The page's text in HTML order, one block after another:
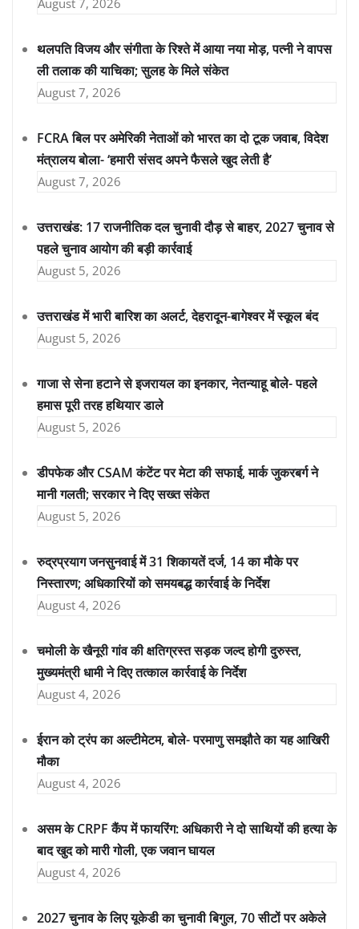
August 7, 2026
थलपति विजय और संगीता के रिश्ते में आया नया मोड़, पत्नी ने वापस
ली तलाक की याचिका; सुलह के मिले संकेत
August 7, 2026
FCRA बिल पर अमेरिकी नेताओं को भारत का दो टूक जवाब, विदेश
मंत्रालय बोला- ‘हमारी संसद अपने फैसले खुद लेती है’
August 7, 2026
उत्तराखंड: 17 राजनीतिक दल चुनावी दौड़ से बाहर, 2027 चुनाव से
पहले चुनाव आयोग की बड़ी कार्रवाई
August 5, 2026
उत्तराखंड में भारी बारिश का अलर्ट, देहरादून-बागेश्वर में स्कूल बंद
August 5, 2026
गाजा से सेना हटाने से इजरायल का इनकार, नेतन्याहू बोले- पहले
हमास पूरी तरह हथियार डाले
August 5, 2026
डीपफेक और CSAM कंटेंट पर मेटा की सफाई, मार्क जुकरबर्ग ने
मानी गलती; सरकार ने दिए सख्त संकेत
August 5, 2026
रुद्रप्रयाग जनसुनवाई में 31 शिकायतें दर्ज, 14 का मौके पर
निस्तारण; अधिकारियों को समयबद्ध कार्रवाई के निर्देश
August 4, 2026
चमोली के खैनूरी गांव की क्षतिग्रस्त सड़क जल्द होगी दुरुस्त,
मुख्यमंत्री धामी ने दिए तत्काल कार्रवाई के निर्देश
August 4, 2026
ईरान को ट्रंप का अल्टीमेटम, बोले- परमाणु समझौते का यह आखिरी
मौका
August 4, 2026
असम के CRPF कैंप में फायरिंग: अधिकारी ने दो साथियों की हत्या के
बाद खुद को मारी गोली, एक जवान घायल
August 4, 2026
2027 चुनाव के लिए यूकेडी का चुनावी बिगुल, 70 सीटों पर अकेले